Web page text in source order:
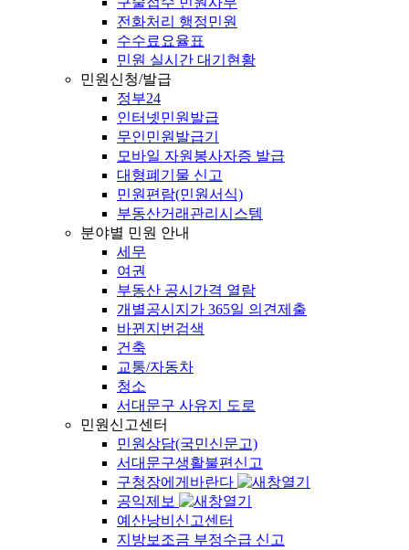
전화처리 행정민원
수수료요율표
민원 실시간 대기현황
민원신청/발급
정부24
인터넷민원발급
무인민원발급기
모바일 자원봉사자증 발급
대형폐기물 신고
민원편람(민원서식)
부동산거래관리시스템
분야별 민원 안내
세무
여권
부동산 공시가격 열람
개별공시지가 365일 의견제출
바뀐지번검색
건축
교통/자동차
청소
서대문구 사유지 도로
민원신고센터
민원상담(국민신문고)
서대문구생활불편신고
구청장에게바란다
공익제보
예산낭비신고센터
지방보조금 부정수급 신고